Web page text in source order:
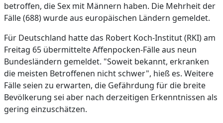
betroffen, die Sex mit Männern haben. Die Mehrheit der
Fälle (688) wurde aus europäischen Ländern gemeldet.
Für Deutschland hatte das Robert Koch-Institut (RKI) am
Freitag 65 übermittelte Affenpocken-Fälle aus neun
Bundesländern gemeldet. "Soweit bekannt, erkranken
die meisten Betroffenen nicht schwer", hieß es. Weitere
Fälle seien zu erwarten, die Gefährdung für die breite
Bevölkerung sei aber nach derzeitigen Erkenntnissen als
gering einzuschätzen.